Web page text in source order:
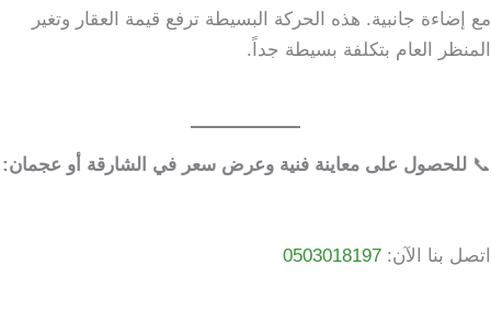
مع إضاءة جانبية. هذه الحركة البسيطة ترفع قيمة العقار وتغير
المنظر العام بتكلفة بسيطة جداً.
📞 للحصول على معاينة فنية وعرض سعر في الشارقة أو عجمان:
اتصل بنا الآن: 0503018197